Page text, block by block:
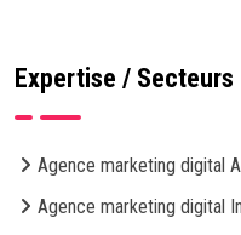
Expertise / Secteurs
Agence marketing digital
Agence marketing digital